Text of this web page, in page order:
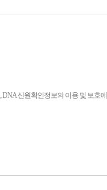
,DNA 신원확인정보의 이용 및 보호